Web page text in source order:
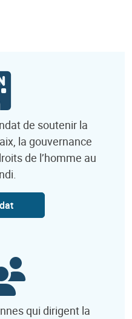
de soutenir la
la gouvernance
de l’homme au
qui dirigent la